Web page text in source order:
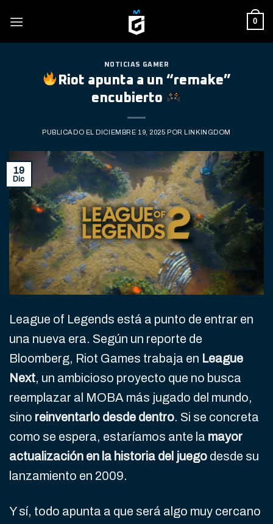
0
NOTICIAS GAMER
Riot apunta a un “remake”
encubierto
PUBLICADO EL DICIEMBRE 19, 2025 POR LINKINGDOM
19
Dic
League of Legends está a punto de entrar en
una nueva era. Según un reporte de
Bloomberg, Riot Games trabaja en League
Next, un ambicioso proyecto que no busca
reemplazar al MOBA más jugado del mundo,
sino reinventarlo desde dentro. Si se concreta
como se espera, estaríamos ante la mayor
actualización en la historia del juego desde su
lanzamiento en 2009.
Y sí, todo apunta a que será algo muy cercano